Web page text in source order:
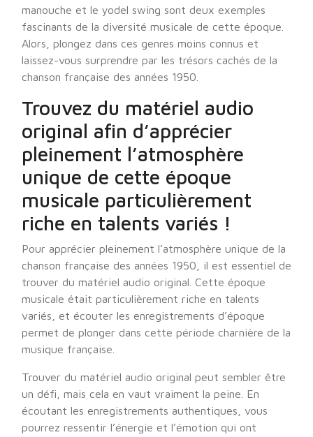
manouche et le yodel swing sont deux exemples
fascinants de la diversité musicale de cette époque.
Alors, plongez dans ces genres moins connus et
laissez-vous surprendre par les trésors cachés de la
chanson française des années 1950.
Trouvez du matériel audio
original afin d’apprécier
pleinement l’atmosphère
unique de cette époque
musicale particulièrement
riche en talents variés !
Pour apprécier pleinement l’atmosphère unique de la
chanson française des années 1950, il est essentiel de
trouver du matériel audio original. Cette époque
musicale était particulièrement riche en talents
variés, et écouter les enregistrements d’époque
permet de plonger dans cette période charnière de la
musique française.
Trouver du matériel audio original peut sembler être
un défi, mais cela en vaut vraiment la peine. En
écoutant les enregistrements authentiques, vous
pourrez ressentir l’énergie et l’émotion qui ont